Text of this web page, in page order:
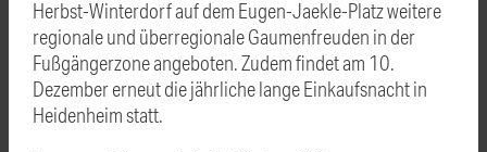
Herbst-Winterdorf auf dem Eugen-Jaekle-Platz weitere
regionale und überregionale Gaumenfreuden in der
Fußgängerzone angeboten. Zudem findet am 10.
Dezember erneut die jährliche lange Einkaufsnacht in
Heidenheim statt.